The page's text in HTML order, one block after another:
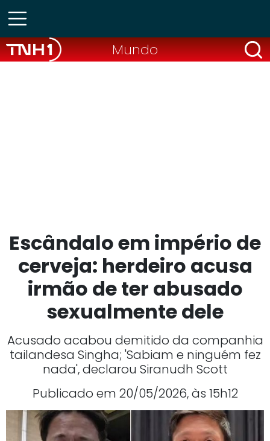
Mundo
Escândalo em império de
cerveja: herdeiro acusa
irmão de ter abusado
sexualmente dele
Acusado acabou demitido da companhia
tailandesa Singha; 'Sabiam e ninguém fez
nada', declarou Siranudh Scott
Publicado em 20/05/2026, às 15h12